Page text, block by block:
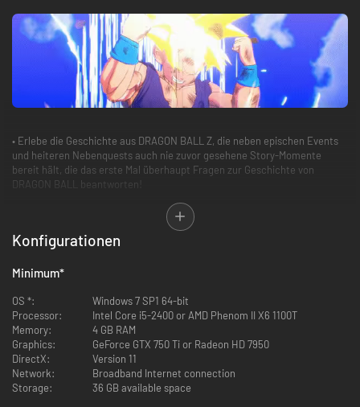
• Erlebe die Geschichte aus DRAGON BALL Z, die neben epischen Events
und heiteren Nebenquests auch nie zuvor gesehene Story-Momente
bereit hält, die das erste Mal überhaupt Fragen zur Geschichte von
DRAGON BALL beantworten!
• Spiele ikonische DRAGON BALL Z-Kämpfe wie nie zuvor: Kämpfe auf
weiten Schlachtfeldern mit zerstörbarer Umgebung und erlebe epische
Boss-Kämpfe gegen die bekanntesten Gegner (Radditz, Freezer, Cell
etc.). Erhöhe deine Stärke mit Rollenspiel-Mechaniken und wappne dich
Konfigurationen
Minimum*
OS *:
Windows 7 SP1 64-bit
Processor:
Intel Core i5-2400 or AMD Phenom II X6 1100T
Memory:
4 GB RAM
Graphics:
GeForce GTX 750 Ti or Radeon HD 7950
DirectX:
Version 11
Network:
Broadband Internet connection
Storage:
36 GB available space